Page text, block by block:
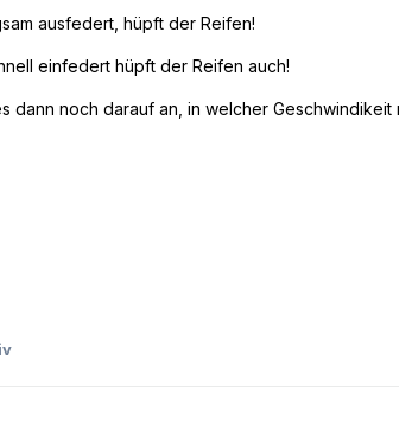
ausfedert, hüpft der Reifen!
einfedert hüpft der Reifen auch!
dann noch darauf an, in welcher